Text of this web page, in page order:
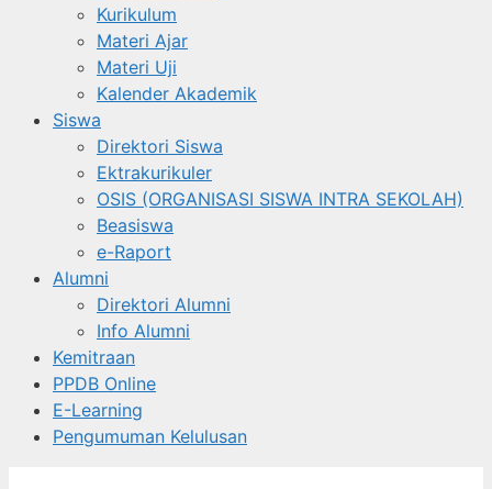
Kurikulum
Materi Ajar
Materi Uji
Kalender Akademik
Siswa
Direktori Siswa
Ektrakurikuler
OSIS (ORGANISASI SISWA INTRA SEKOLAH)
Beasiswa
e-Raport
Alumni
Direktori Alumni
Info Alumni
Kemitraan
PPDB Online
E-Learning
Pengumuman Kelulusan